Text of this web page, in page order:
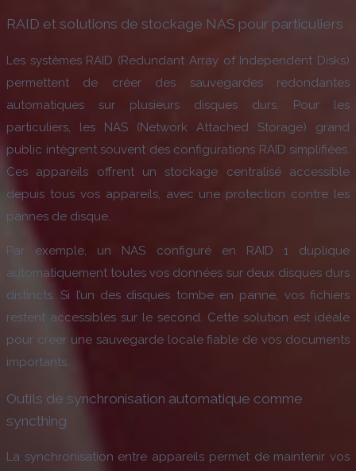
RAID et solutions de stockage NAS pour particuliers
Les systèmes RAID (Redundant Array of Independent Disks)
permettent de créer des sauvegardes redondantes
automatiques sur plusieurs disques durs. Pour les
particuliers, les NAS (Network Attached Storage) grand
public intègrent souvent des configurations RAID simplifiées.
Ces appareils offrent un stockage centralisé accessible
depuis tous vos appareils, avec une protection contre les
pannes de disque.
Par exemple, un NAS configuré en RAID 1 duplique
automatiquement toutes vos données sur deux disques durs
distincts. Si l’un des disques tombe en panne, vos fichiers
restent accessibles sur le second. Cette solution est idéale
pour créer une sauvegarde locale fiable de vos documents
importants.
Outils de synchronisation automatique comme
syncthing
La synchronisation entre appareils permet de maintenir vos